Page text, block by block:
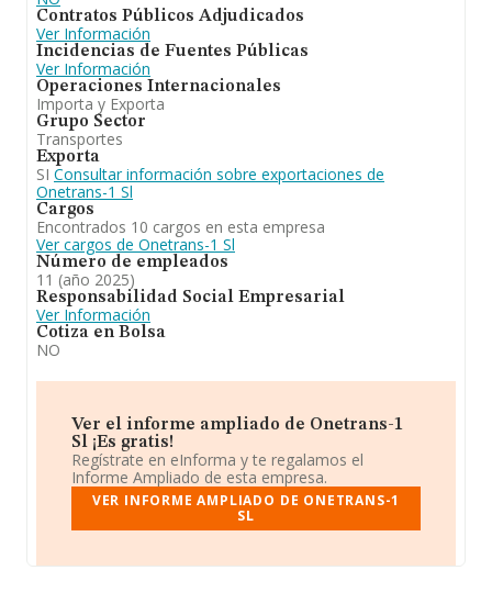
Contratos Públicos Adjudicados
Ver Información
Incidencias de Fuentes Públicas
Ver Información
Operaciones Internacionales
Importa y Exporta
Grupo Sector
Transportes
Exporta
SI Consultar información sobre exportaciones de
Onetrans-1 Sl
Cargos
Encontrados 10 cargos en esta empresa
Ver cargos de Onetrans-1 Sl
Número de empleados
11 (año 2025)
Responsabilidad Social Empresarial
Ver Información
Cotiza en Bolsa
NO
Ver el informe ampliado de Onetrans-1
Sl ¡Es gratis!
Regístrate en eInforma y te regalamos el
Informe Ampliado de esta empresa.
VER INFORME AMPLIADO DE ONETRANS-1
SL